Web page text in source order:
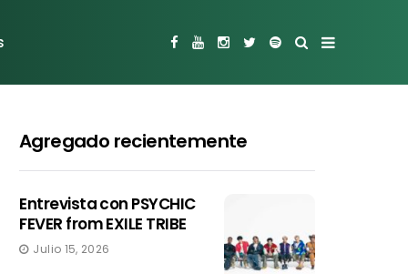
Agregado recientemente
Entrevista con PSYCHIC
FEVER from EXILE TRIBE
Julio 15, 2026